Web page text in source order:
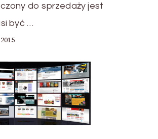
do sprzedaży jest
być …